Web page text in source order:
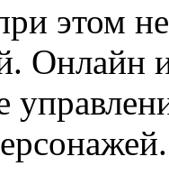
этом
Онлайн